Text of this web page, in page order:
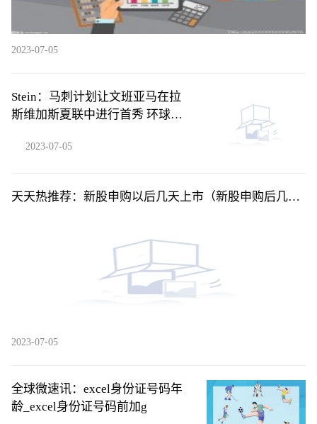
2023-07-05
Stein：马刺计划让文班亚马在拉
斯维加斯夏联中进行首秀 环球新
2023-07-05
天天热推荐：新股申购以后几天上市（新股申购后几天
2023-07-05
全球微速讯：excel身份证号码年
龄_excel身份证号码前加g